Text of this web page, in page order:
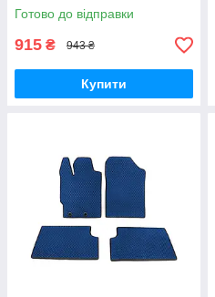
Готово до відправки
915 ₴ 943 ₴
Купити